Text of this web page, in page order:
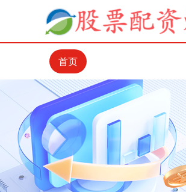
首页